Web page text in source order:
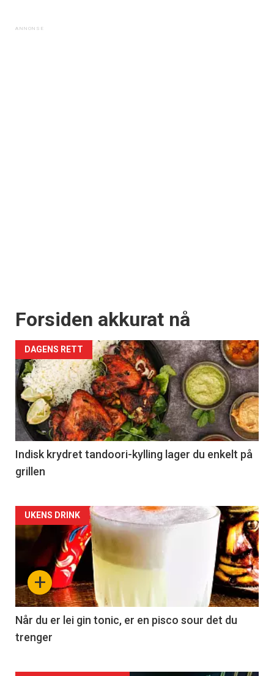
Forsiden akkurat nå
DAGENS RETT
Indisk krydret tandoori-kylling lager du enkelt på
grillen
Forsiden
akkurat
nå
-
2
+
UKENS DRINK
Når du er lei gin tonic, er en pisco sour det du
trenger